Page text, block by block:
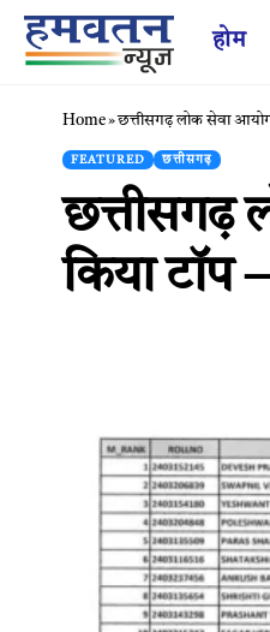
होम
Home»छत्तीसगढ़ लोक सेवा आयोग
FEATURED छत्तीसगढ़
छत्तीसगढ़
किया टॉप